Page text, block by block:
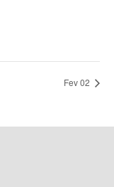
Fev 02